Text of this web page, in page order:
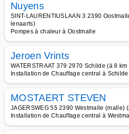
Nuyens
SINT-LAURENTIUSLAAN 3 2390
lenaarts)
Pompes à chaleur à Oostmalle
Jeroen Vrints
WATERSTRAAT 379 2970 Schilde (à 8
Installation de Chauffage central à Schilde
MOSTAERT STEVEN
JAGERSWEG 55 2390 Westmalle (malle)
Installation de Chauffage central à